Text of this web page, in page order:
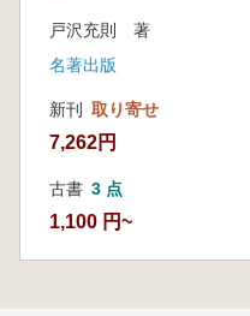
戸沢充則 著
名著出版
新刊 取り寄せ
7,262円
古書 3 点
1,100 円~